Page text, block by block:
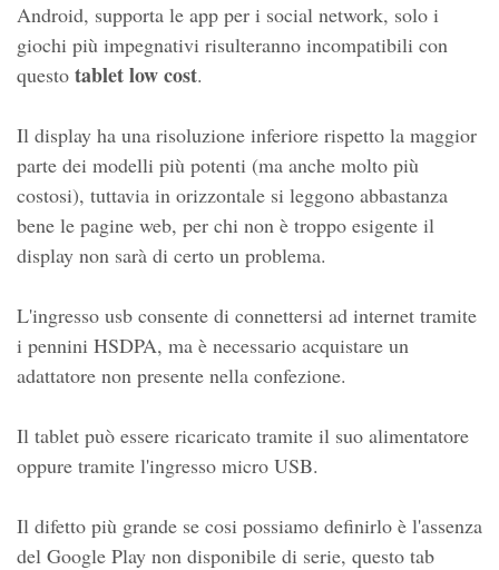
Android, supporta le app per i social network, solo i
giochi più impegnativi risulteranno incompatibili con
questo tablet low cost.
Il display ha una risoluzione inferiore rispetto la maggior
parte dei modelli più potenti (ma anche molto più
costosi), tuttavia in orizzontale si leggono abbastanza
bene le pagine web, per chi non è troppo esigente il
display non sarà di certo un problema.
L'ingresso usb consente di connettersi ad internet tramite
i pennini HSDPA, ma è necessario acquistare un
adattatore non presente nella confezione.
Il tablet può essere ricaricato tramite il suo alimentatore
oppure tramite l'ingresso micro USB.
Il difetto più grande se cosi possiamo definirlo è l'assenza
del Google Play non disponibile di serie, questo tab